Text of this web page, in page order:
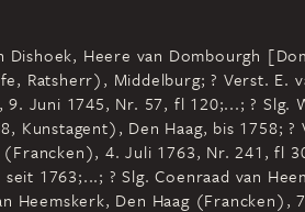
Dishoek, Heere van Dombourgh
Ratsherr), Middelburg; ? Verst. E.
9. Juni 1745, Nr. 57, fl 120;...; ? Slg.
Kunstagent), Den Haag, bis 1758; ?
(Francken), 4. Juli 1763, Nr. 241, fl
seit 1763;...; ? Slg. Coenraad van
Heemskerk, Den Haag (Francken),